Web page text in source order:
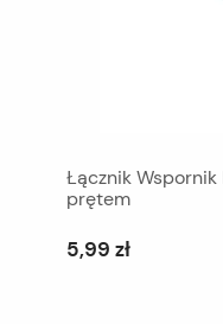
Łącznik Wspornik
prętem
5,99 zł